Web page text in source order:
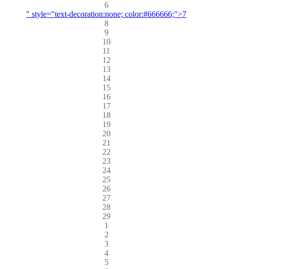
6
" style="text-decoration:none; color:#666666;">7
8
9
10
11
12
13
14
15
16
17
18
19
20
21
22
23
24
25
26
27
28
29
1
2
3
4
5